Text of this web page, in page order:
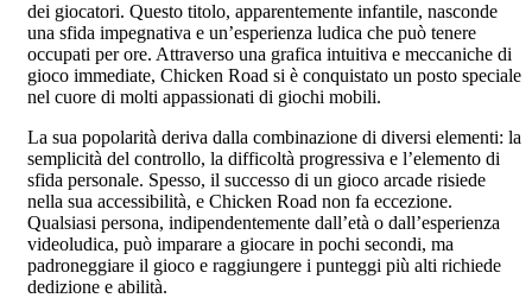
dei giocatori. Questo titolo, apparentemente infantile, nasconde
una sfida impegnativa e un’esperienza ludica che può tenere
occupati per ore. Attraverso una grafica intuitiva e meccaniche di
gioco immediate, Chicken Road si è conquistato un posto speciale
nel cuore di molti appassionati di giochi mobili.
La sua popolarità deriva dalla combinazione di diversi elementi: la
semplicità del controllo, la difficoltà progressiva e l’elemento di
sfida personale. Spesso, il successo di un gioco arcade risiede
nella sua accessibilità, e Chicken Road non fa eccezione.
Qualsiasi persona, indipendentemente dall’età o dall’esperienza
videoludica, può imparare a giocare in pochi secondi, ma
padroneggiare il gioco e raggiungere i punteggi più alti richiede
dedizione e abilità.